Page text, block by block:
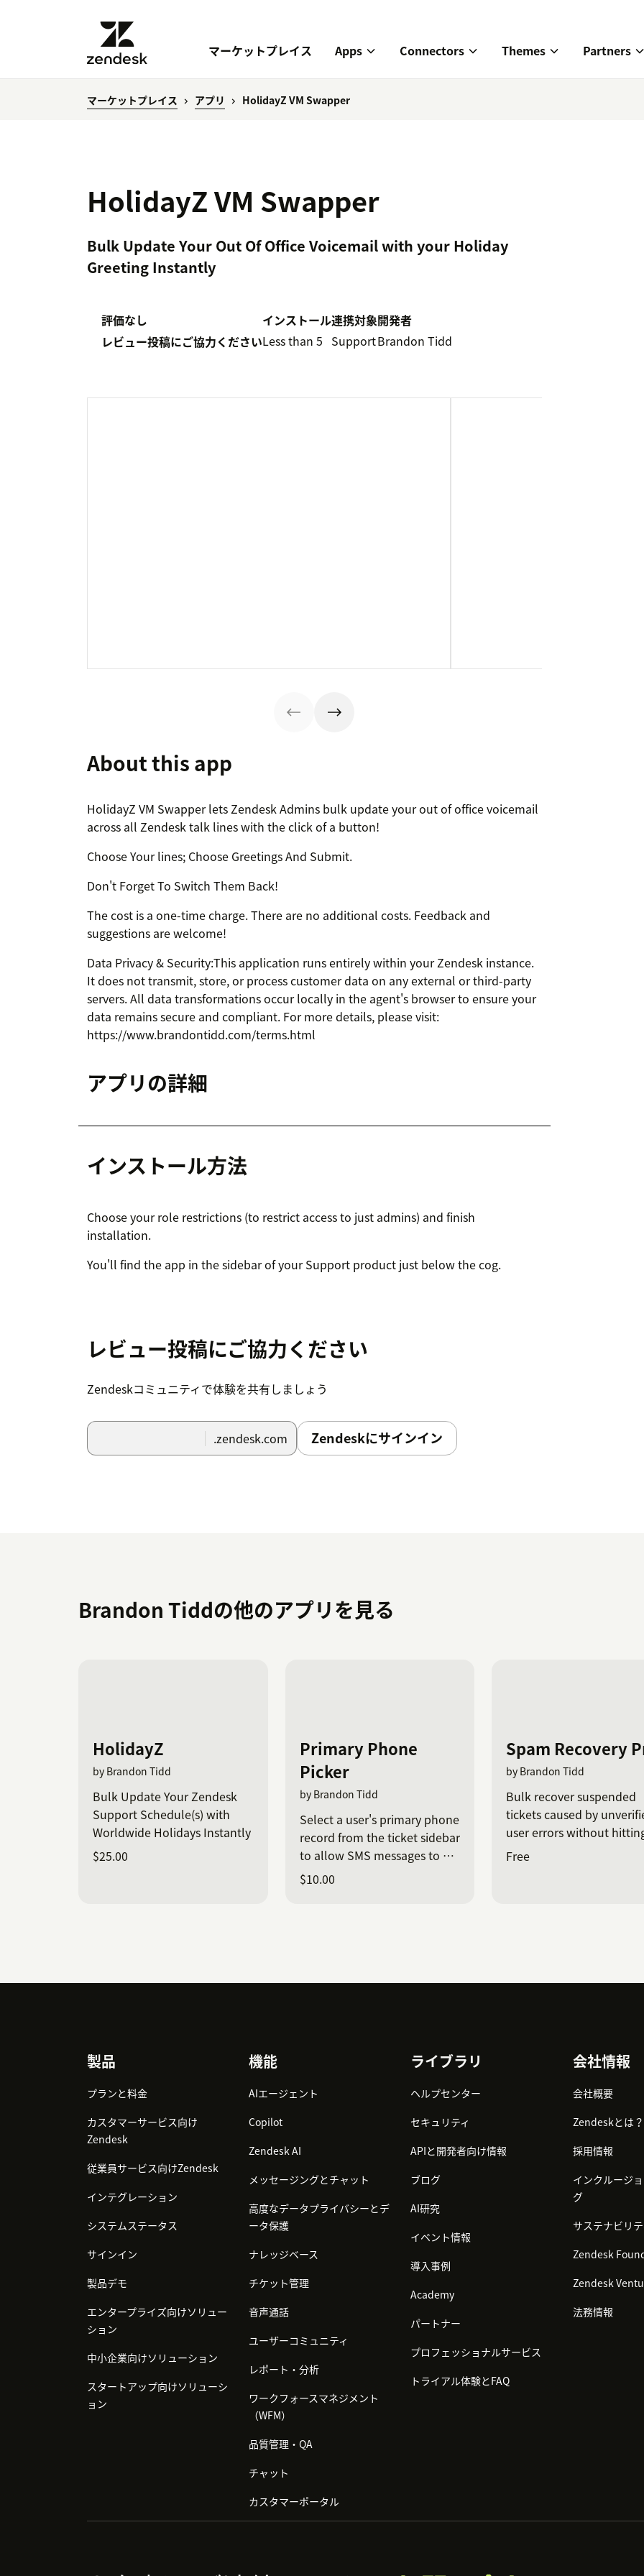
マーケットプレイス Apps Connectors Themes Partners
マーケットプレイス アプリ HolidayZ VM Swapper
HolidayZ VM Swapper
Bulk Update Your Out Of Office Voicemail with your Holiday
Greeting Instantly
評価なし
レビュー投稿にご協力ください
インストール
Less than 5
連携対象
Support
開発者
Brandon Tidd
About this app
HolidayZ VM Swapper lets Zendesk Admins bulk update your out of office voicemail
across all Zendesk talk lines with the click of a button!
Choose Your lines; Choose Greetings And Submit.
Don't Forget To Switch Them Back!
The cost is a one-time charge. There are no additional costs. Feedback and
suggestions are welcome!
Data Privacy & Security:This application runs entirely within your Zendesk instance.
It does not transmit, store, or process customer data on any external or third-party
servers. All data transformations occur locally in the agent's browser to ensure your
data remains secure and compliant. For more details, please visit:
https://www.brandontidd.com/terms.html
アプリの詳細
インストール方法
Choose your role restrictions (to restrict access to just admins) and finish
installation.
You'll find the app in the sidebar of your Support product just below the cog.
レビュー投稿にご協力ください
Zendeskコミュニティで体験を共有しましょう
.zendesk.com Zendeskにサインイン
Brandon Tiddの他のアプリを見る
HolidayZ
by Brandon Tidd
Bulk Update Your Zendesk
Support Schedule(s) with
Worldwide Holidays Instantly
$25.00
Primary Phone
Picker
by Brandon Tidd
Select a user's primary phone
record from the ticket sidebar
to allow SMS messages to be
sent.
$10.00
Spam Recovery
by Brandon Tidd
Bulk recover suspended
tickets caused by
user errors without
native UI limits.
Free
製品
プランと料金
カスタマーサービス向け
Zendesk
従業員サービス向けZendesk
インテグレーション
システムステータス
サインイン
製品デモ
エンタープライズ向けソリュー
ション
中小企業向けソリューション
スタートアップ向けソリューシ
ョン
機能
AIエージェント
Copilot
Zendesk AI
メッセージングとチャット
高度なデータプライバシーとデ
ータ保護
ナレッジベース
チケット管理
音声通話
ユーザーコミュニティ
レポート・分析
ワークフォースマネジメント
（WFM）
品質管理・QA
チャット
カスタマーポータル
ライブラリ
ヘルプセンター
セキュリティ
APIと開発者向け情報
ブログ
AI研究
イベント情報
導入事例
Academy
パートナー
プロフェッショナルサービス
トライアル体験とFAQ
会社情報
会社概要
Zendeskとは？
採用情報
インクルージ
グ
サステナビリ
Zendesk
Zendesk
法務情報